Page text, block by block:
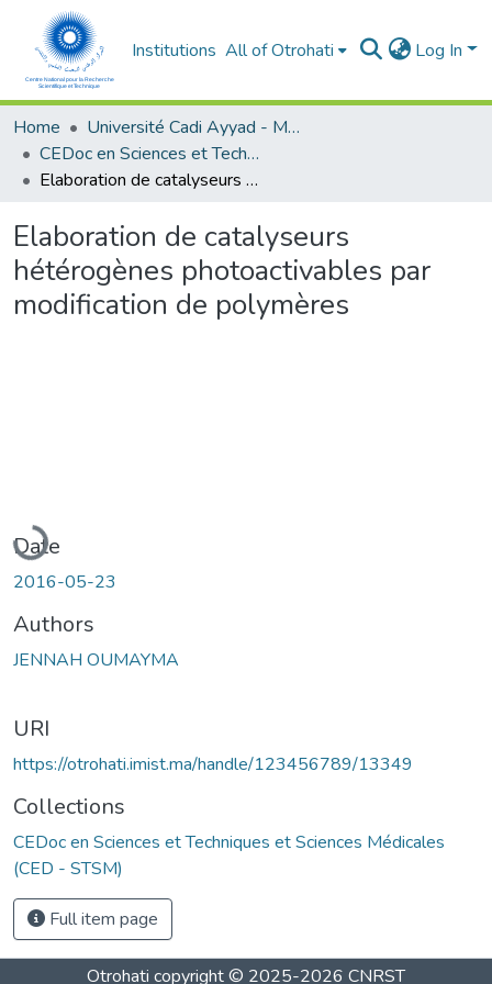
Institutions All of Otrohati Log In
Home
Université Cadi Ayyad - Marrakech
CEDoc en Sciences et Techniques et Sciences Médicales (CED - STSM)
Elaboration de catalyseurs hétérogènes photoactivables par modification de polymères
Elaboration de catalyseurs
hétérogènes photoactivables par
modification de polymères
Loading...
Date
2016-05-23
Authors
JENNAH OUMAYMA
URI
https://otrohati.imist.ma/handle/123456789/13349
Collections
CEDoc en Sciences et Techniques et Sciences Médicales
(CED - STSM)
Full item page
Otrohati copyright © 2025-2026 CNRST